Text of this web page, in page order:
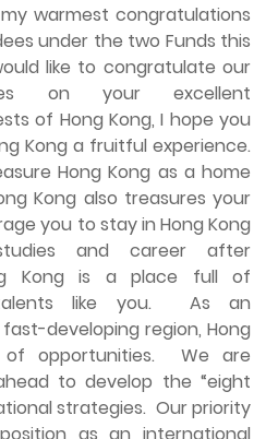
warmest congratulations
under the two Funds this
like to congratulate our
on your excellent
of Hong Kong, I hope you
Kong a fruitful experience.
Hong Kong as a home
Kong also treasures your
you to stay in Hong Kong
and career after
Kong is a place full of
like you. As an
developing region, Hong
opportunities. We are
to develop the “eight
strategies. Our priority